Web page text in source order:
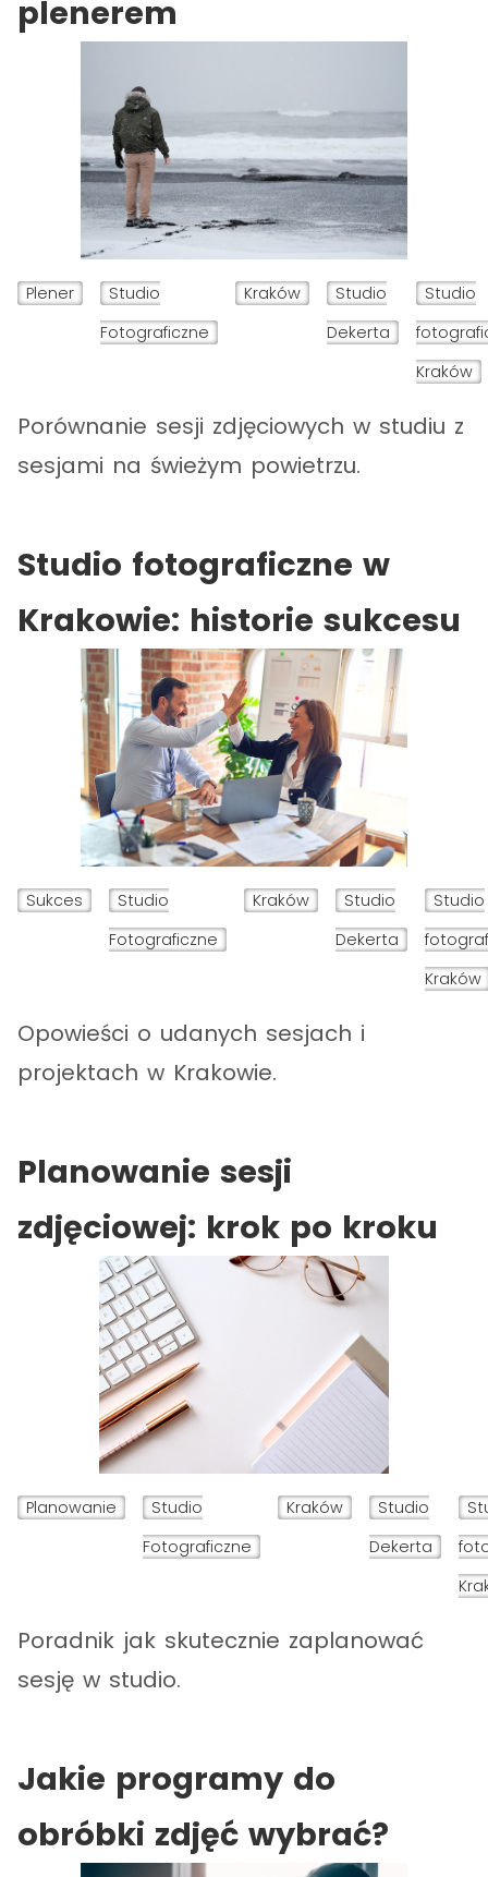
plenerem
Plener
Studio
Fotograficzne
Kraków
Studio
Dekerta
Studio
Kraków
Porównanie sesji zdjęciowych w studiu z
sesjami na świeżym powietrzu.
Studio fotograficzne w
Krakowie: historie sukcesu
Sukces
Studio
Fotograficzne
Kraków
Studio
Dekerta
Studio
Kraków
Opowieści o udanych sesjach i
projektach w Krakowie.
Planowanie sesji
zdjęciowej: krok po kroku
Planowanie
Studio
Fotograficzne
Kraków
Studio
Dekerta
Poradnik jak skutecznie zaplanować
sesję w studio.
Jakie programy do
obróbki zdjęć wybrać?